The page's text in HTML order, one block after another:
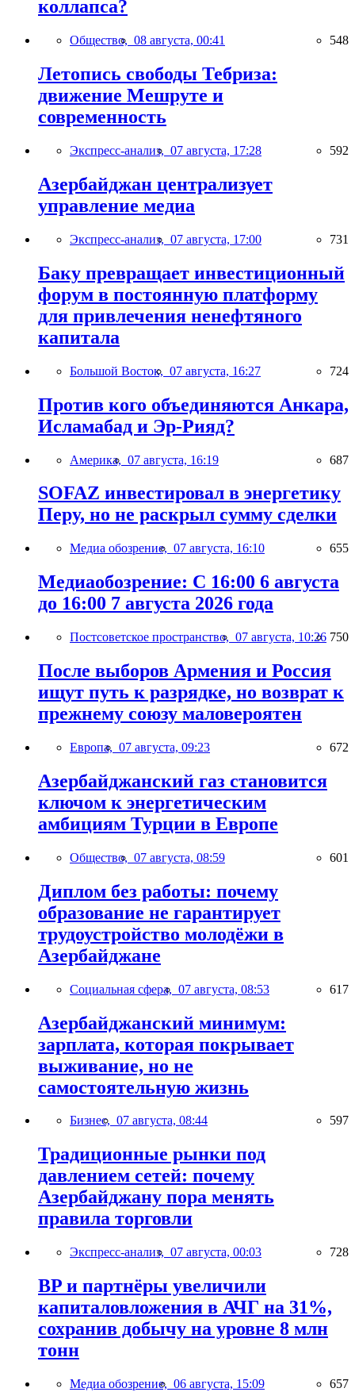
коллапса?
Общество, 08 августа, 00:41 548
Летопись свободы Тебриза:
движение Мешруте и
современность
Экспресс-анализ, 07 августа, 17:28 592
Азербайджан централизует
управление медиа
Экспресс-анализ, 07 августа, 17:00 731
Баку превращает инвестиционный
форум в постоянную платформу
для привлечения ненефтяного
капитала
Большой Восток, 07 августа, 16:27 724
Против кого объединяются Анкара,
Исламабад и Эр-Рияд?
Америка, 07 августа, 16:19 687
SOFAZ инвестировал в энергетику
Перу, но не раскрыл сумму сделки
Медиа обозрение, 07 августа, 16:10 655
Медиаобозрение: С 16:00 6 августа
до 16:00 7 августа 2026 года
Постсоветское пространство, 07 августа, 10:26 750
После выборов Армения и Россия
ищут путь к разрядке, но возврат к
прежнему союзу маловероятен
Европа, 07 августа, 09:23 672
Азербайджанский газ становится
ключом к энергетическим
амбициям Турции в Европе
Общество, 07 августа, 08:59 601
Диплом без работы: почему
образование не гарантирует
трудоустройство молодёжи в
Азербайджане
Социальная сфера, 07 августа, 08:53 617
Азербайджанский минимум:
зарплата, которая покрывает
выживание, но не
самостоятельную жизнь
Бизнес, 07 августа, 08:44 597
Традиционные рынки под
давлением сетей: почему
Азербайджану пора менять
правила торговли
Экспресс-анализ, 07 августа, 00:03 728
BP и партнёры увеличили
капиталовложения в АЧГ на 31%,
сохранив добычу на уровне 8 млн
тонн
Медиа обозрение, 06 августа, 15:09 657